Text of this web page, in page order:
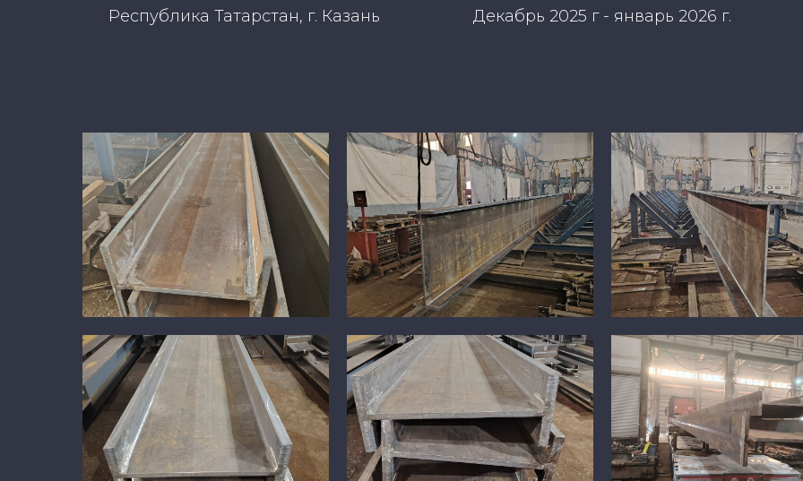
Республика Татарстан, г. Казань Декабрь 2025 г - январь 2026 г.